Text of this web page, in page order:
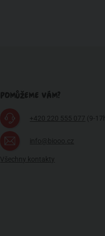
POMŮŽEME VÁM?
+420 220 555 077 (9-
info@biooo.cz
Všechny kontakty